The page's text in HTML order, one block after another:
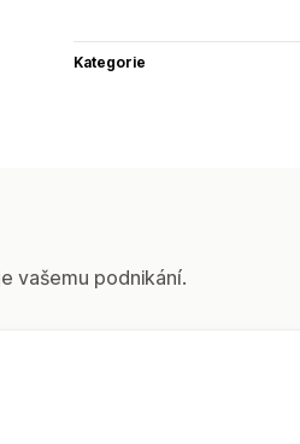
Kategorie
vašemu podnikání.